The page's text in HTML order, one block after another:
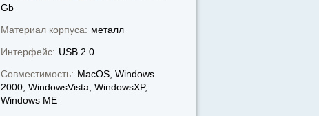
Gb
Материал корпуса: металл
Интерфейс: USB 2.0
Совместимость: MacOS, Windows
2000, WindowsVista, WindowsXP,
Windows МЕ